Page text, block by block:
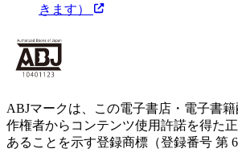
きます）
ABJマークは、この電子書店・電子書
作権者からコンテンツ使用許諾を得た
あることを示す登録商標（登録番号 第